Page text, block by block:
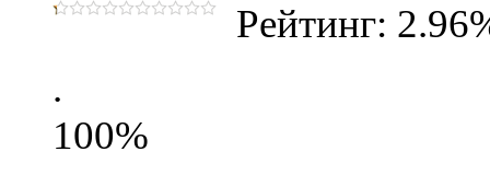
Рейтинг:
.
100%